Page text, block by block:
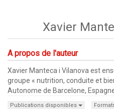
Xavier
A propos de l'auteur
Xavier Manteca i Vilanova est
groupe « nutrition, conduite et
Autonome de Barcelone,
Publications disponibles